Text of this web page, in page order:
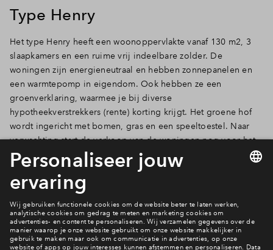
Type Henry
Het type Henry heeft een woonoppervlakte vanaf 130 m2, 3
slaapkamers en een ruime vrij indeelbare zolder. De
woningen zijn energieneutraal en hebben zonnepanelen en
een warmtepomp in eigendom. Ook hebben ze een
groenverklaring, waarmee je bij diverse
hypotheekverstrekkers (rente) korting krijgt. Het groene hof
wordt ingericht met bomen, gras en een speeltoestel. Naar
verwachting start de verkoop van de woningen nog voor het
einde van 2020. Schrijf je nu alvast in als belangstellende!
Bekijk het woningaanbod